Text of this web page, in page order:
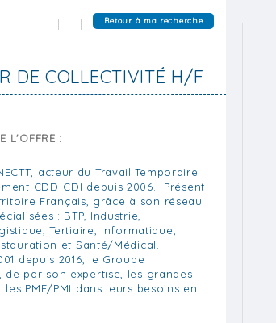
Retour à ma recherche
DE COLLECTIVITÉ H/F
L'OFFRE :
acteur du Travail Temporaire
CDD-CDI depuis 2006. Présent
Français, grâce à son réseau
: BTP, Industrie,
Tertiaire, Informatique,
et Santé/Médical.
depuis 2016, le Groupe
de par son expertise, les grandes
les PME/PMI dans leurs besoins en